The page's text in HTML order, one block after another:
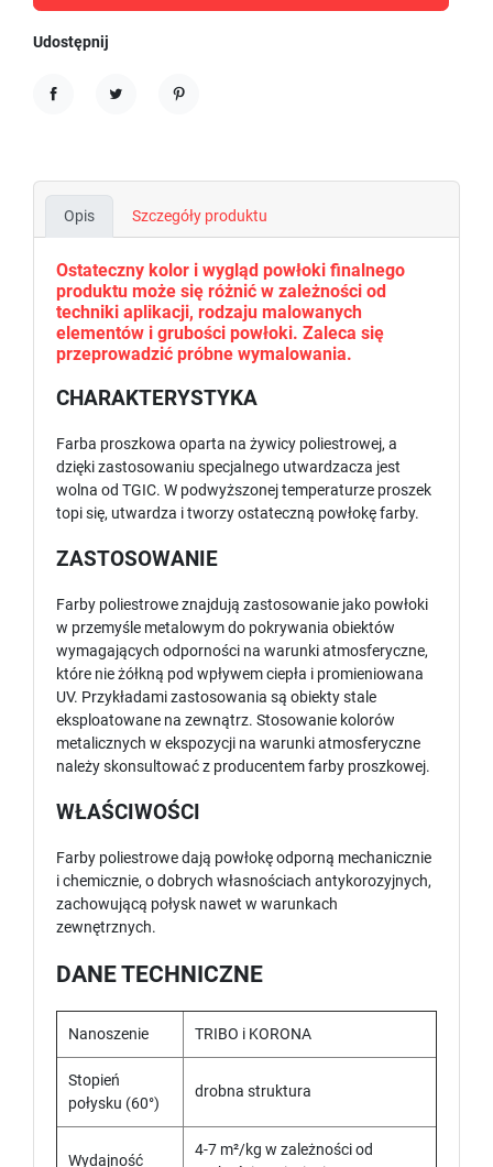
Udostępnij
Opis Szczegóły produktu
Ostateczny kolor i wygląd powłoki finalnego
produktu może się różnić w zależności od
techniki aplikacji, rodzaju malowanych
elementów i grubości powłoki. Zaleca się
przeprowadzić próbne wymalowania.
CHARAKTERYSTYKA
Farba proszkowa oparta na żywicy poliestrowej, a
dzięki zastosowaniu specjalnego utwardzacza jest
wolna od TGIC. W podwyższonej temperaturze proszek
topi się, utwardza i tworzy ostateczną powłokę farby.
ZASTOSOWANIE
Farby poliestrowe znajdują zastosowanie jako powłoki
w przemyśle metalowym do pokrywania obiektów
wymagających odporności na warunki atmosferyczne,
które nie żółkną pod wpływem ciepła i promieniowana
UV. Przykładami zastosowania są obiekty stale
eksploatowane na zewnątrz. Stosowanie kolorów
metalicznych w ekspozycji na warunki atmosferyczne
należy skonsultować z producentem farby proszkowej.
WŁAŚCIWOŚCI
Farby poliestrowe dają powłokę odporną mechanicznie
i chemicznie, o dobrych własnościach antykorozyjnych,
zachowującą połysk nawet w warunkach
zewnętrznych.
DANE TECHNICZNE
Nanoszenie TRIBO i KORONA
Stopień
połysku (60°)
drobna struktura
Wydajność
4-7 m²/kg w zależności od